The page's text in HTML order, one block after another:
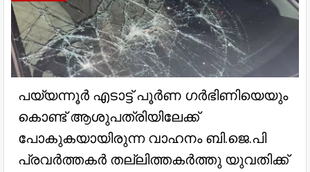
പയ്യന്നൂർ എടാട്ട്​ പൂർണ ഗർഭിണിയെയും
കൊണ്ട് ആശുപത്രിയിലേക്ക്
പോകുകയായിരുന്ന വാഹനം ബി.ജെ.പി
പ്രവർത്തകർ തല്ലിത്തകർത്തു യുവതിക്ക്​